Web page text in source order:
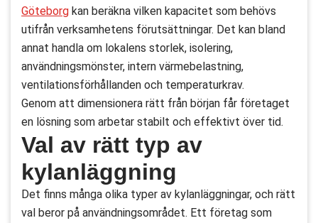
Göteborg kan beräkna vilken kapacitet som behövs
utifrån verksamhetens förutsättningar. Det kan bland
annat handla om lokalens storlek, isolering,
användningsmönster, intern värmebelastning,
ventilationsförhållanden och temperaturkrav.
Genom att dimensionera rätt från början får företaget
en lösning som arbetar stabilt och effektivt över tid.
Val av rätt typ av
kylanläggning
Det finns många olika typer av kylanläggningar, och rätt
val beror på användningsområdet. Ett företag som